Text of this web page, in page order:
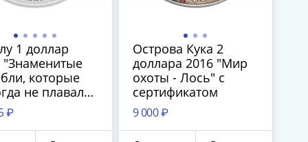
1 доллар
"Знаменитые
которые
не плавали
child,
миров"
₽
Острова Кука 2
доллара 2016 "Мир
охоты - Лось" с
сертификатом
9 000 ₽